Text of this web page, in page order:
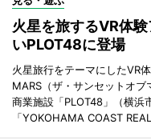
火星を旅するVR体
いPLOT48に登場
火星旅行をテーマにしたVR
MARS（ザ・サンセットオ
商業施設「PLOT48」（横浜
「YOKOHAMA COAST